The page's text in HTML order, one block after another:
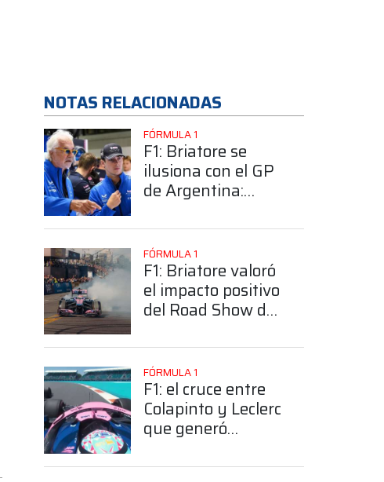
NOTAS RELACIONADAS
FÓRMULA 1
F1: Briatore se
ilusiona con el GP
de Argentina:
volvemos a correr
en el país”
FÓRMULA 1
F1: Briatore valoró
el impacto positivo
del Road Show de
bueno para él ver
como el país lo
apoya"
FÓRMULA 1
F1: el cruce entre
Colapinto y Leclerc
que generó
FP1 del GP de